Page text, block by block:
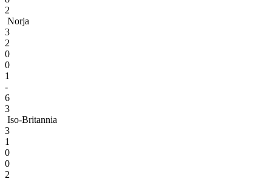
2
Norja
3
2
0
0
1
-
6
3
Iso-Britannia
3
1
0
0
2